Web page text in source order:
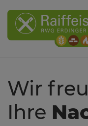
Wir
Ihre